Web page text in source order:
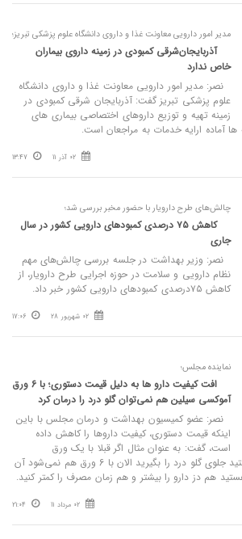
مدیر امور دارویی معاونت غذا و داروی دانشگاه علوم پزشکی تبریز؛
آذربایجان‌شرقی کمبودی در زمینه داروی بیماران
خاص ندارد
نصر: مدیر امور دارویی معاونت غذا و داروی دانشگاه
علوم پزشکی تبریز گفت: آذربایجان شرقی کمبودی در
زمینه تهیه و توزیع داروهای اختصاصی بیماری های
آماده ارایه خدمات به مراجعان است.
02 آذر 11 13:47
چالش‌های طرح دارویار با حضور مخبر بررسی شد؛
کاهش ۷۵ درصدی کمبودهای دارویی کشور در سال
جاری
نصر: وزیر بهداشت در جلسه بررسی چالش‌های مهم
نظام دارویی و سلامت در حوزه اجرایی طرح دارویار، از
کاهش ۷۵درصدی کمبودهای دارویی کشور خبر داد.
02 شهریور 28 17:06
نماینده مجلس؛
افت کیفیت دارو ها به دلیل قیمت دستوری؛ با 6 ورق
آموکسی سیلین هم نمی‌توان گلو درد را درمان کرد
نصر: عضو کمیسیون بهداشت و درمان مجلس با باین
اینکه قیمت دستوری، کیفیت داروها را کاهش داده
است، گفت: به عنوان مثال اگر قبلا با یک ورق
«آموکسی سیلین» می‌توانستید جلوی گلو درد را بگیرید الان با 6 ورق هم نمی‌شود آن
هم دز دارو را بیشتر و هم زمان مصرف را کمتر کنید.
02 مرداد 11 21:04